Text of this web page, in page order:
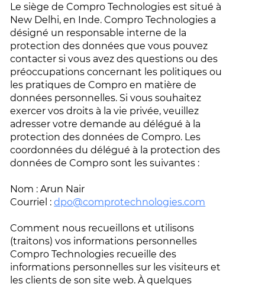
Le siège de Compro Technologies est situé à
New Delhi, en Inde. Compro Technologies a
désigné un responsable interne de la
protection des données que vous pouvez
contacter si vous avez des questions ou des
préoccupations concernant les politiques ou
les pratiques de Compro en matière de
données personnelles. Si vous souhaitez
exercer vos droits à la vie privée, veuillez
adresser votre demande au délégué à la
protection des données de Compro. Les
coordonnées du délégué à la protection des
données de Compro sont les suivantes :
Nom : Arun Nair
Courriel :dpo@comprotechnologies.com
Comment nous recueillons et utilisons
(traitons) vos informations personnelles
Compro Technologies recueille des
informations personnelles sur les visiteurs et
les clients de son site web. À quelques